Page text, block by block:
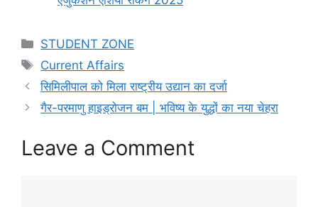
Categories
STUDENT ZONE
Tags
Current Affairs
सिमिलीपाल को मिला राष्ट्रीय उद्यान का दर्जा
गैर-परमाणु हाइड्रोजन बम | भविष्य के युद्धों का नया चेहरा
Leave a Comment